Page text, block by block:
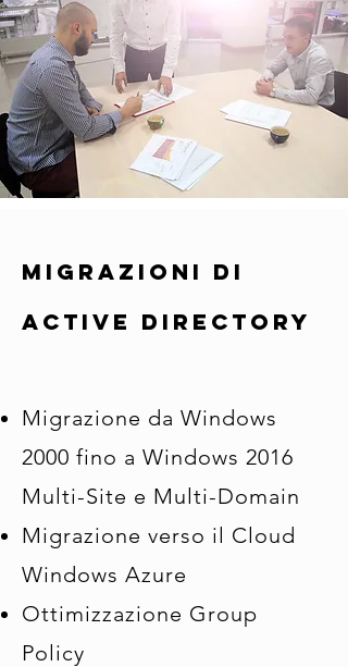
migrazioni di
active directory
Migrazione da Windows
2000 fino a Windows 2016
Multi-Site e Multi-Domain
Migrazione verso il Cloud
Windows Azure
Ottimizzazione Group
Policy